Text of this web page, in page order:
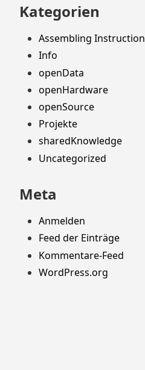
Kategorien
Assembling Instruction
Info
openData
openHardware
openSource
Projekte
sharedKnowledge
Uncategorized
Meta
Anmelden
Feed der Einträge
Kommentare-Feed
WordPress.org